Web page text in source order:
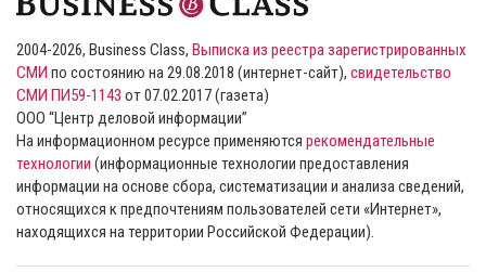
2004-2026, Business Class, Выписка из реестра зарегистрированных
СМИ по состоянию на 29.08.2018 (интернет-сайт), свидетельство
СМИ ПИ59-1143 от 07.02.2017 (газета)
ООО “Центр деловой информации”
На информационном ресурсе применяются рекомендательные
технологии (информационные технологии предоставления
информации на основе сбора, систематизации и анализа сведений,
относящихся к предпочтениям пользователей сети «Интернет»,
находящихся на территории Российской Федерации).